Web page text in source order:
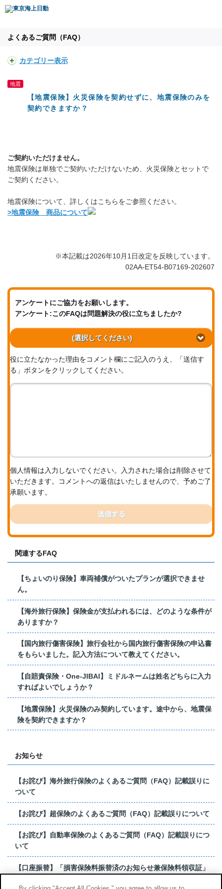
よくあるご質問（FAQ）
カテゴリー表示
地震
【地震保険】火災保険を契約せずに、地震保険のみを
契約できますか？
ご契約いただけません。
地震保険は単独でご契約いただけないため、火災保険とセットで
ご契約ください。
地震保険について、詳しくはこちらをご参照ください。
>地震保険 商品について
※本記載は2026年10月1日改定を反映しています。
02AA-ET54-B07169-202607
アンケートにご協力をお願いします。
アンケート:このFAQは問題解決の役に立ちましたか?
(選択してください)
役に立たなかった理由をコメント欄にご記入のうえ、「送信す
る」ボタンをクリックしてください。
個人情報は入力しないでください。入力された場合は削除させて
いただきます。コメントへの返信はいたしませんので、予めご了
承願います。
送信する
関連するFAQ
【ちょいのり保険】車両補償がついたプランが選択できませ
ん。
【海外旅行保険】保険金が支払われるには、どのような条件が
ありますか？
【国内旅行傷害保険】旅行会社から国内旅行傷害保険の申込書
をもらいました。記入方法について教えてください。
【自賠責保険・One-JIBAI】ミドルネームは姓名どちらに入力
すればよいでしょうか？
【地震保険】火災保険のみ契約しています。途中から、地震保
険を契約できますか？
お知らせ
【お詫び】海外旅行保険のよくあるご質問（FAQ）記載誤りに
ついて
【お詫び】超保険のよくあるご質問（FAQ）記載誤りについて
【お詫び】自動車保険のよくあるご質問（FAQ）記載誤りにつ
いて
【口座振替】「損害保険料振替済のお知らせ兼保険料領収証」